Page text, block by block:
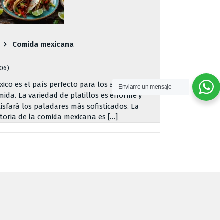
Comida mexicana
es el país perfecto para los amantes de la
La variedad de platillos es enorme y
los paladares más sofisticados. La
de la comida mexicana es […]
Enviame un mensaje